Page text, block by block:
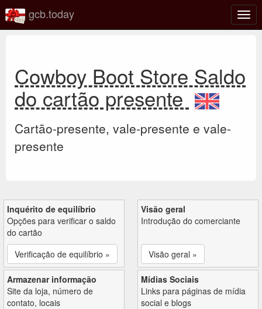
gcb.today
Cowboy Boot Store Saldo
do cartão presente
Cartão-presente, vale-presente e vale-
presente
Inquérito de equilíbrio
Opções para verificar o saldo
do cartão
Verificação de equilíbrio »
Visão geral
Introdução do comerciante
Visão geral »
Armazenar informação
Site da loja, número de
contato, locais
Mídias Sociais
Links para páginas de mídia
social e blogs